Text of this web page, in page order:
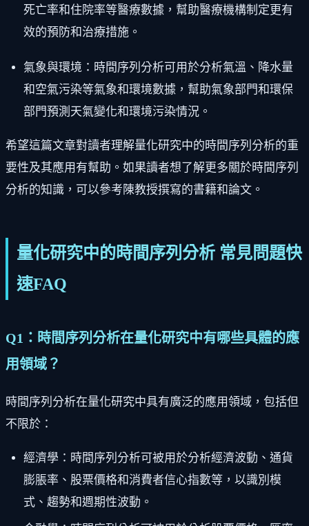
死亡率和住院率等醫療數據，幫助醫療機構制定更有
效的預防和治療措施。
氣象與環境：時間序列分析可用於分析氣溫、降水量
和空氣污染等氣象和環境數據，幫助氣象部門和環保
部門預測天氣變化和環境污染情況。
希望這篇文章對讀者理解量化研究中的時間序列分析的重
要性及其應用有幫助。如果讀者想了解更多關於時間序列
分析的知識，可以參考陳教授撰寫的書籍和論文。
量化研究中的時間序列分析 常見問題快
速FAQ
Q1：時間序列分析在量化研究中有哪些具體的應
用領域？
時間序列分析在量化研究中具有廣泛的應用領域，包括但
不限於：
經濟學：時間序列分析可被用於分析經濟波動、通貨
膨脹率、股票價格和消費者信心指數等，以識別模
式、趨勢和週期性波動。